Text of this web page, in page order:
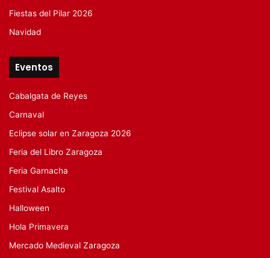
Fiestas del Pilar 2026
Navidad
Eventos
Cabalgata de Reyes
Carnaval
Eclipse solar en Zaragoza 2026
Feria del Libro Zaragoza
Feria Garnacha
Festival Asalto
Halloween
Hola Primavera
Mercado Medieval Zaragoza